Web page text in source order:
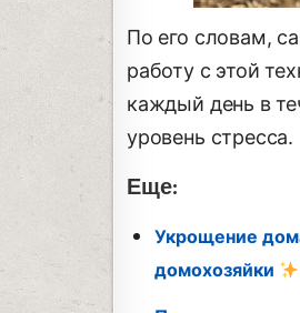
По его словам,
работу с этой
каждый день в
уровень стресса.
Еще:
Укрощение
домохозяйки